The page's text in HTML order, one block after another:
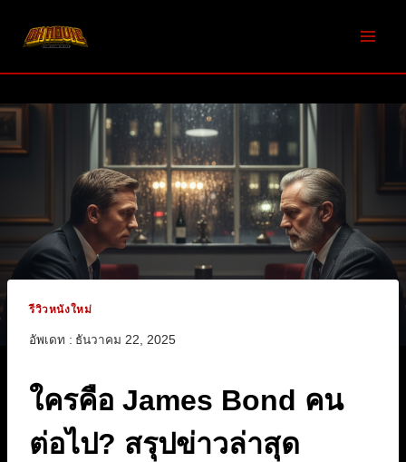
รีวิวหนังใหม่
อัพเดท : ธันวาคม 22, 2025
ใครคือ James Bond คน
ต่อไป? สรุปข่าวล่าสุด